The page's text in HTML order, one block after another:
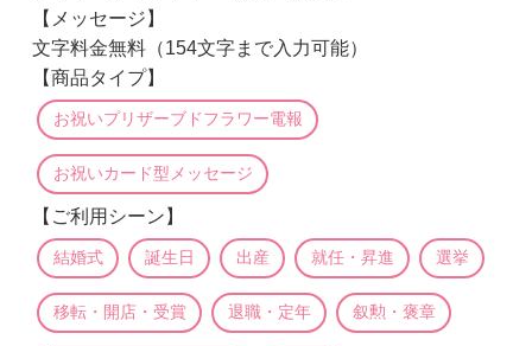
【メッセージ】
文字料金無料（154文字まで入力可能）
【商品タイプ】
お祝いプリザーブドフラワー電報
お祝いカード型メッセージ
【ご利用シーン】
結婚式 誕生日 出産 就任・昇進 選挙
移転・開店・受賞 退職・定年 叙勲・褒章